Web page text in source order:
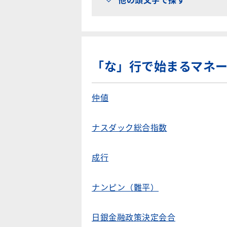
「な」行で始まるマネ
仲値
ナスダック総合指数
成行
ナンピン（難平）
日銀金融政策決定会合